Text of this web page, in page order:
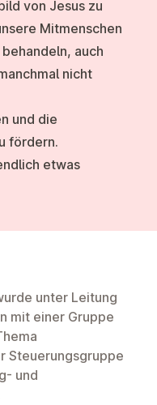
von Jesus zu
Mitmenschen
auch
nicht
und die
fördern.
etwas
unter Leitung
mit einer Gruppe
Steuerungsgruppe
und